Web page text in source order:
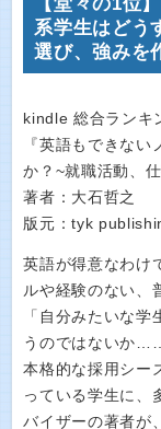
系学生はどう
選び、強みを
kindle 総合ランキ
『英語もできな
か？~就職活動、
著者：大石哲之
版元：tyk
英語が得意なわけ
ルや経験のない、
「自分みたいな
うのではないか
本格的な採用シー
っている学生に、
バイザーの著者が